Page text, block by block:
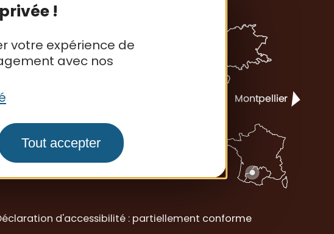
!
votre expérience de
avec nos
Tout accepter
d'accessibilité : partiellement conforme